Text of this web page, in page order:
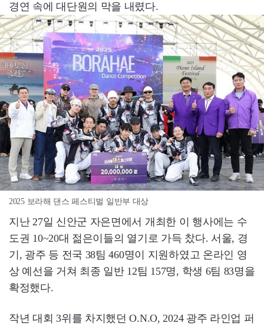
경연 속에 대단원의 막을 내렸다.
2025 보라해 댄스 페스티벌 일반부 대상
지난 27일 신안군 자은면에서 개최한 이 행사에는 수
도권 10~20대 젊은이들의 열기로 가득 찼다. 서울, 경
기, 광주 등 전국 38팀 460명이 지원하였고 온라인 영
상 예선을 거쳐 최종 일반 12팀 157명, 학생 6팀 83명을
확정했다.
작년 대회 3위를 차지했던 O.N.O, 2024 광주 라인업 퍼